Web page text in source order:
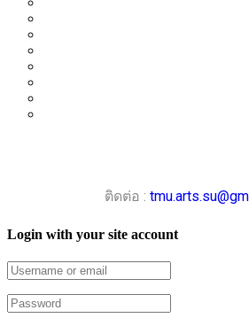
ติดต่อ :
Login with your site account